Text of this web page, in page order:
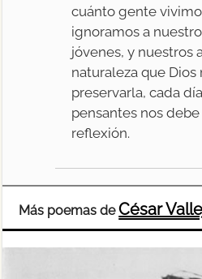
cuánto gente
ignoramos a
jóvenes, y nuestros
naturaleza que Dios
preservarla, cada
pensantes nos
reflexión.
Más poemas deCésar